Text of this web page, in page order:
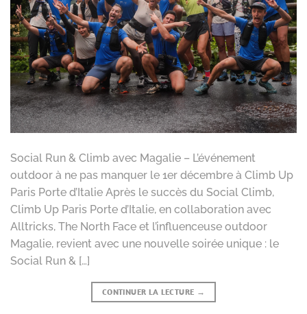
Social Run & Climb avec Magalie – L’événement
outdoor à ne pas manquer le 1er décembre à Climb Up
Paris Porte d’Italie Après le succès du Social Climb,
Climb Up Paris Porte d’Italie, en collaboration avec
Alltricks, The North Face et l’influenceuse outdoor
Magalie, revient avec une nouvelle soirée unique : le
Social Run & […]
CONTINUER LA LECTURE →